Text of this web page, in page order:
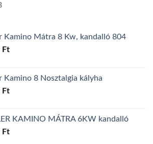
Kamino Mátra 8 Kw, kandalló 804
Ft
Kamino 8 Nosztalgia kályha
Ft
KAMINO MÁTRA 6KW kandalló
Ft